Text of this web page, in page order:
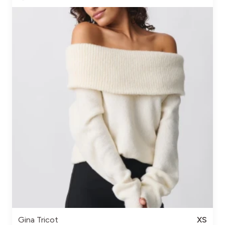
Gina Tricot
XS